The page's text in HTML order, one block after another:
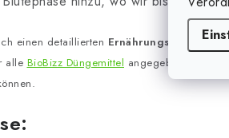
einen detaillierten Ernährungsplan vom
alle BioBizz Düngemittel angegeben ist, den